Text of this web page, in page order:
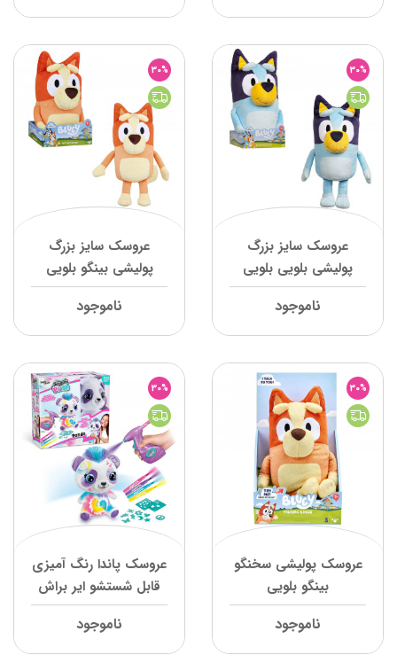
30%
عروسک سایز بزرگ
پولیشی بلویی بلویی
ناموجود
30%
عروسک سایز بزرگ
پولیشی بینگو بلویی
ناموجود
30%
عروسک پولیشی سخنگو
بینگو بلویی
ناموجود
30%
عروسک پاندا رنگ آمیزی
قابل شستشو ایر براش
پلاش
ناموجود